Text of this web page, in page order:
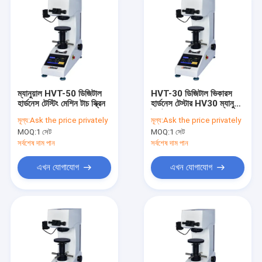
পণ্য
আমাদের সম্পর্কে
ম্যানুয়াল HVT-50 ডিজিটাল
হার্ডনেস টেস্টিং মেশিন টাচ স্ক্রিন
মূল্য:Ask the price privately
MOQ:1 সেট
সর্বশেষ দাম পান
এখন যোগাযোগ
HVT-30 ডিজিটাল ভিকারস
হার্ডনেস টেস্টার HV30 ম্যানুয়াল
মূল্য:Ask the price privately
MOQ:1 সেট
সর্বশেষ দাম পান
এখন যোগাযোগ